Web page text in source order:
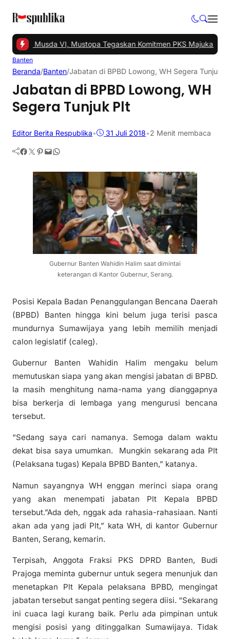
Gelar Musda VI, Mustopa Tegaskan Komitmen PKS Majukan
Banten
Beranda/Banten/Jabatan di BPBD Lowong, WH Segera Tunjuk
Jabatan di BPBD Lowong, WH
Segera Tunjuk Plt
Editor Berita Respublika• 31 Juli 2018•2 Menit membaca
Facebook Twitter Pinterest Mail WhatsApp
Gubernur Banten Wahidin Halim saat dimintai
keterangan di Kantor Gubernur, Serang.
Posisi Kepala Badan Penanggulangan Bencana Daerah
(BPBD) Banten hingga kini belum juga terisi pasca
mundurnya Sumawijaya yang lebih memilih menjadi
calon legislatif (caleg).
Gubernur Banten Wahidin Halim mengaku belum
memutuskan siapa yang akan mengisi jabatan di BPBD.
Ia masih menghitung nama-nama yang dianggapnya
bisa berkerja di lembaga yang mengurusi bencana
tersebut.
“Sedang saya cari namanya. Semoga dalam waktu
dekat bisa saya umumkan. Mungkin sekarang ada Plt
(Pelaksana tugas) Kepala BPBD Banten,” katanya.
Namun sayangnya WH enggan merinci siapa orang
yang akan menempati jabatan Plt Kepala BPBD
tersebut.”Ada deh, nggak ada rahasia-rahasiaan. Nanti
akan ada yang jadi Plt,” kata WH, di kantor Gubernur
Banten, Serang, kemarin.
Terpisah, Anggota Fraksi PKS DPRD Banten, Budi
Prajoga meminta gubernur untuk segera menunjuk dan
menetapkan Plt Kepala pelaksana BPBD, mengingat
jabatan tersebut sangat penting segera diisi. “Sekarang
ini cuaca lagi kurang baik. Perlu ada pimpinan untuk
mengisi posisi yang ditinggalkan Sumawijaya. Tidak